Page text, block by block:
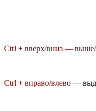
Ctrl + вверх/вниз —
Ctrl + вправо/влево —